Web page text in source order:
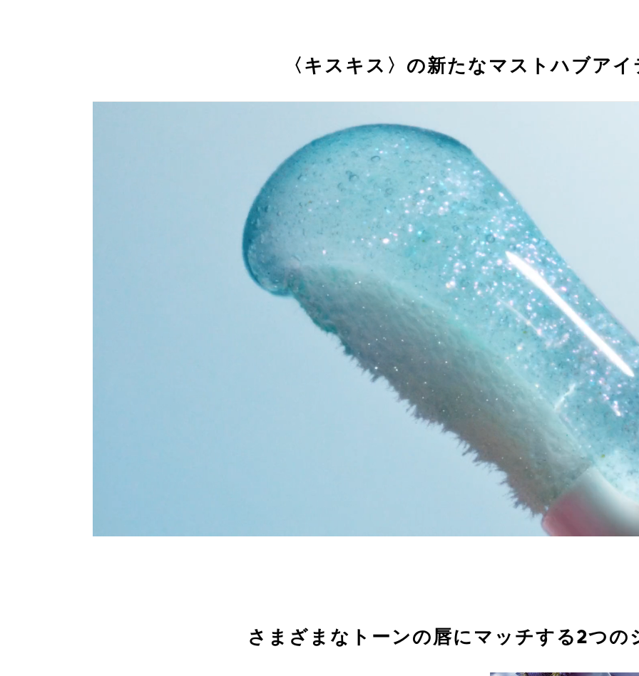
（¹ヒアルロン酸Na、セロリ種子エキス、アマ種子エキス、トリオレイン酸ソルビタン、トリ（カプリ
〈キスキス〉の新たなマストハブアイ
さまざまなトーンの唇にマッチする2つの